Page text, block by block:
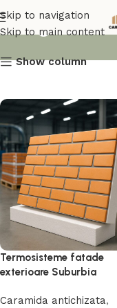
Skip to navigation
Skip to main content
Magazin
Show column
Termosisteme fatade
exterioare Suburbia
Caramida antichizata,